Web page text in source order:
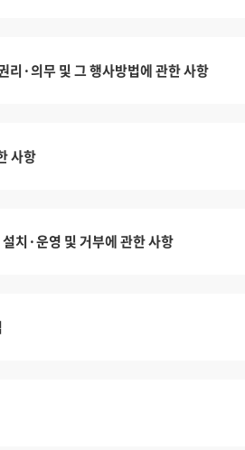
리·의무 및 그 행사방법에 관한 사항
사항
치·운영 및 거부에 관한 사항